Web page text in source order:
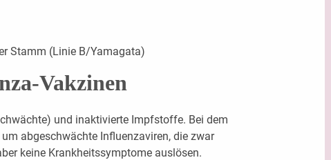
Stamm (Linie B/Yamagata)
Vakzinen
und inaktivierte Impfstoffe. Bei dem
abgeschwächte Influenzaviren, die zwar
keine Krankheitssymptome auslösen.